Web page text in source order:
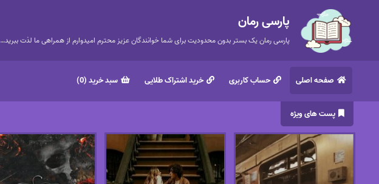
پارسی رمان
پارسی رمان یک بستر بدون محدودیت برای شما خوانندگان عزیز محترم امیدوارم از همراهی ما لذت ببرید…
صفحه اصلی حساب کاربری خرید اشتراک طلایی سبد خرید (0)
پست های ویژه